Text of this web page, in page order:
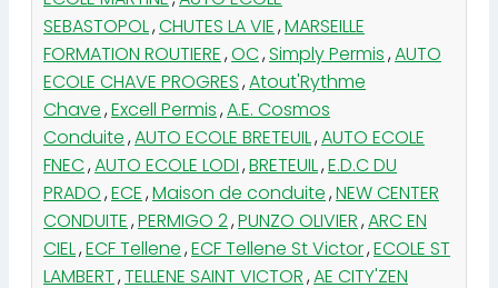
SEBASTOPOL,CHUTES LA VIE,MARSEILLE
FORMATION ROUTIERE,OC,Simply Permis,AUTO
ECOLE CHAVE PROGRES,Atout'Rythme
Chave,Excell Permis,A.E. Cosmos
Conduite,AUTO ECOLE BRETEUIL,AUTO ECOLE
FNEC,AUTO ECOLE LODI,BRETEUIL,E.D.C DU
PRADO,ECE,Maison de conduite,NEW CENTER
CONDUITE,PERMIGO 2,PUNZO OLIVIER,ARC EN
CIEL,ECF Tellene,ECF Tellene St Victor,ECOLE ST
LAMBERT,TELLENE SAINT VICTOR,AE CITY'ZEN